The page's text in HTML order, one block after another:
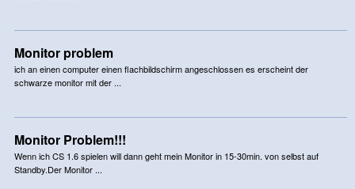
Monitor problem
ich an einen computer einen flachbildschirm angeschlossen es erscheint der
schwarze monitor mit der ...
Monitor Problem!!!
Wenn ich CS 1.6 spielen will dann geht mein Monitor in 15-30min. von selbst auf
Standby.Der Monitor ...